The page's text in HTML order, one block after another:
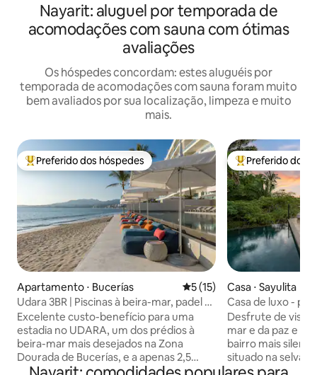
Nayarit: aluguel por temporada de
acomodações com sauna com ótimas
avaliações
Os hóspedes concordam: estes aluguéis por
temporada de acomodações com sauna foram muito
bem avaliados por sua localização, limpeza e muito
mais.
Entre os melhores preferidos dos hóspedes
Preferido dos hóspedes
Apartamento ⋅ Bucerías 5 de uma avaliação média
5 (15)
Udara 3BR | Piscinas à beira-mar, padel +
terraço
Excelente custo-benefício para uma
estadia no UDARA, um dos prédios à
beira-mar mais desejados na Zona
Dourada de Bucerías, e a apenas 2,5
quadras da praça principal do centro da
Entre os
Preferido dos
Casa ⋅ Sayulita
Casa de luxo -
spa, vista para o
Desfrute de
mar e da paz e
bairro mais
situado na selva
confortos de um